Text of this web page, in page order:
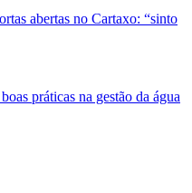
abertas no Cartaxo: “sinto
práticas na gestão da água